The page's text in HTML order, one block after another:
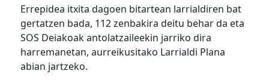
Errepidea itxita dagoen bitartean larrialdiren bat
gertatzen bada, 112 zenbakira deitu behar da eta
SOS Deiakoak antolatzaileekin jarriko dira
harremanetan, aurreikusitako Larrialdi Plana
abian jartzeko.